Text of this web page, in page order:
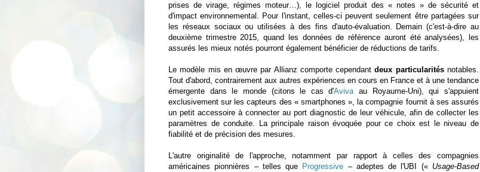
prises de virage, régimes moteur…), le logiciel produit des « notes » de sécurité et
d'impact environnemental. Pour l'instant, celles-ci peuvent seulement être partagées sur
les réseaux sociaux ou utilisées à des fins d'auto-évaluation. Demain (c'est-à-dire au
deuxième trimestre 2015, quand les données de référence auront été analysées), les
assurés les mieux notés pourront également bénéficier de réductions de tarifs.
Le modèle mis en œuvre par Allianz comporte cependantdeux particularitésnotables.
Tout d'abord, contrairement aux autres expériences en cours en France et à une tendance
émergente dans le monde (citons le cas d'Avivaau Royaume-Uni), qui s'appuient
exclusivement sur les capteurs des « smartphones », la compagnie fournit à ses assurés
un petit accessoire à connecter au port diagnostic de leur véhicule, afin de collecter les
paramètres de conduite. La principale raison évoquée pour ce choix est le niveau de
fiabilité et de précision des mesures.
L'autre originalité de l'approche, notamment par rapport à celles des compagnies
américaines pionnières – telles que Progressive – adeptes de l'UBI (« Usage-Based